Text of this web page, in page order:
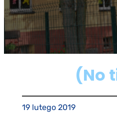
(No
19 lutego 2019